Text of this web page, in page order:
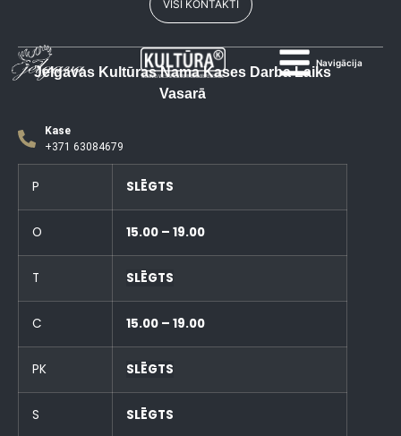
Navigācija
VISI KONTAKTI
Jelgavas Kultūras Nama Kases Darba Laiks
Vasarā
Kase
+371 63084679
P SLĒGTS
O 15.00 – 19.00
T SLĒGTS
C 15.00 – 19.00
PK SLĒGTS
S SLĒGTS